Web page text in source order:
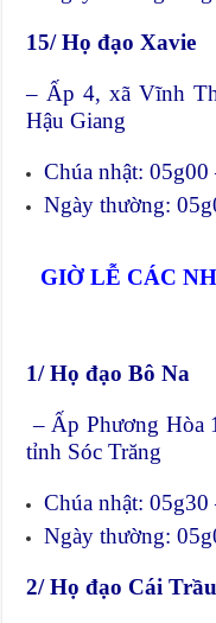
15/ Họ đạo Xavie
– Ấp 4, xã Vĩnh
Hậu Giang
Chúa nhật: 05g00
Ngày thường:
GIỜ LỄ CÁC
1/ Họ đạo Bô Na
– Ấp Phương Hòa
tỉnh Sóc Trăng
Chúa nhật: 05g30
Ngày thường:
2/ Họ đạo Cái Trầu